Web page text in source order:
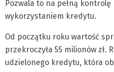
Pozwala to na pełną kontrolę
wykorzystaniem kredytu.
Od początku roku wartość
przekroczyła 55 milionów zł.
udzielonego kredytu, która